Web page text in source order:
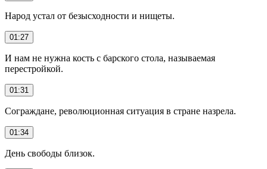
Народ устал от безысходности и нищеты.
01:27
И нам не нужна кость с барского стола, называемая
перестройкой.
01:31
Сограждане, революционная ситуация в стране назрела.
01:34
День свободы близок.